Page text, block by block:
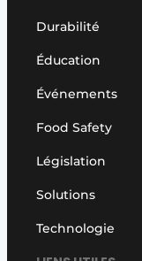
Durabilité
Éducation
Événements
Food Safety
Législation
Solutions
Technologie